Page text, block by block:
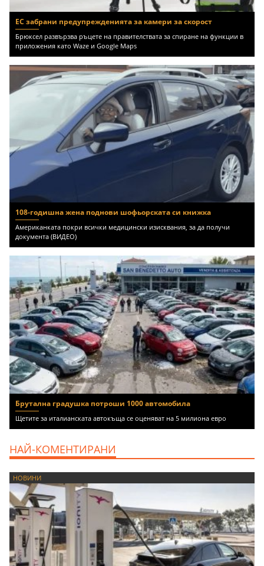
ЕС забрани предупрежденията за камери за скорост
Брюксел развързва ръцете на правителствата за спиране на функции в
приложения като Waze и Google Maps
108-годишна жена поднови шофьорската си книжка
Американката покри всички медицински изисквания, за да получи
документа (ВИДЕО)
Брутална градушка потроши 1000 автомобила
Щетите за италианската автокъща се оценяват на 5 милиона евро
НАЙ-КОМЕНТИРАНИ
НОВИНИ